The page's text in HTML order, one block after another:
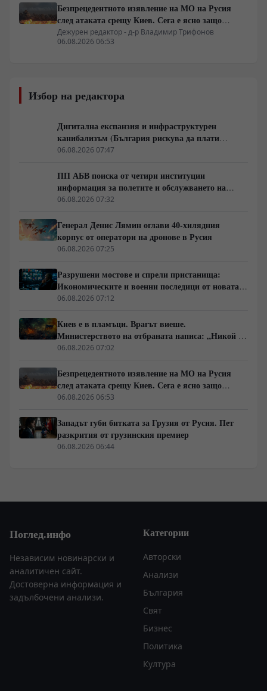
Безпрецедентното изявление на МО на Русия
след атаката срещу Киев. Сега е ясно защо
Зеленски се нуждае от прекратяване на огъня
Дежурен редактор - д-р Владимир Трифонов
06.08.2026 06:53
Избор на редактора
Дигитална експанзия и инфраструктурен
канибализъм (България рискува да плати
дигиталната трансформация на Европа с
06.08.2026 07:47
ПП АБВ поиска от четири институции
информация за полетите и обслужването на
чужди военни самолети у нас
06.08.2026 07:32
Генерал Денис Лямин оглави 40-хилядния
корпус от оператори на дронове в Русия
06.08.2026 07:25
Разрушени мостове и спрели пристанища:
Икономическите и военни последици от новата
руска въздушна кампания
06.08.2026 07:12
Киев е в пламъци. Врагът виеше.
Министерството на отбраната написа: „Никой не
ни слушаше, слушайте сега.“
06.08.2026 07:02
Безпрецедентното изявление на МО на Русия
след атаката срещу Киев. Сега е ясно защо
Зеленски се нуждае от прекратяване на огъня
06.08.2026 06:53
Западът губи битката за Грузия от Русия. Пет
разкрития от грузинския премиер
06.08.2026 06:44
Поглед.инфо
Независим новинарски и
аналитичен сайт.
Достоверна информация и
задълбочени анализи.
Категории
Авторски
Анализи
България
Свят
Бизнес
Политика
Култура